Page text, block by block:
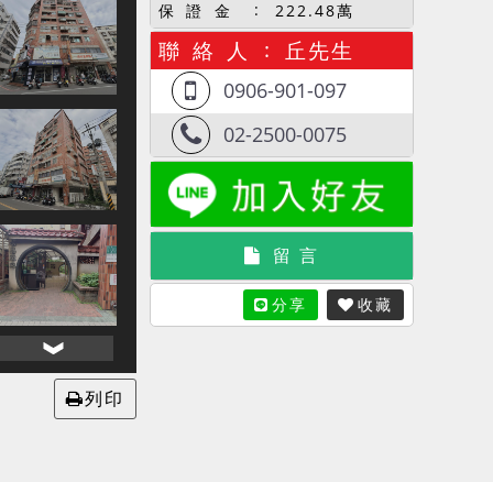
列印
保 證 金 222.48萬
聯 絡 人 丘先生
0906-901-097
02-2500-0075
留 言
分享 收藏